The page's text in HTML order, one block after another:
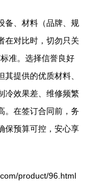
备、材料（品牌、规
在对比时，切勿只关
准。选择信誉良好
提供的优质材料、
冷效果差、维修频繁
。在签订合同前，务
保预算可控，安心享
product/96.html